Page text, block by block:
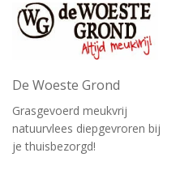
De Woeste Grond
Grasgevoerd meukvrij
natuurvlees diepgevroren bij
je thuisbezorgd!